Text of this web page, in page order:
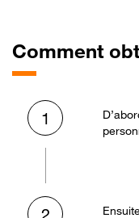
Comment
1